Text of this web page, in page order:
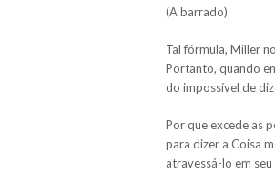
(A barrado)
Tal fórmula, Miller
Portanto, quando
do impossível de
Por que excede as
para dizer a Coisa
atravessá-lo em seu